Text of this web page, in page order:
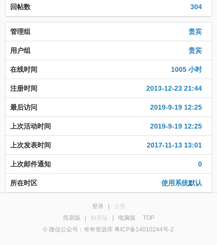
304
回帖数
贵宾
管理组
贵宾
用户组
1005 小时
在线时间
2013-12-23 21:44
注册时间
2019-9-19 12:25
最后访问
2019-9-19 12:25
上次活动时间
2017-11-13 13:01
上次发表时间
0
上次邮件通知
使用系统默认
所在时区
登录
注册
简易版
触屏版 电脑版
TOP
© 微信公众号：奇奇资源库 粤ICP备14010244号-2